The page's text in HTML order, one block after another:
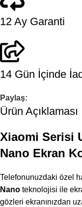
12 Ay Garanti
14 Gün İçinde
Paylaş:
Ürün Açıklaması
Xiaomi Serisi
Nano Ekran
Telefonunuzdaki özel
Nano teknolojisi ile
gözleri ekranınızdan